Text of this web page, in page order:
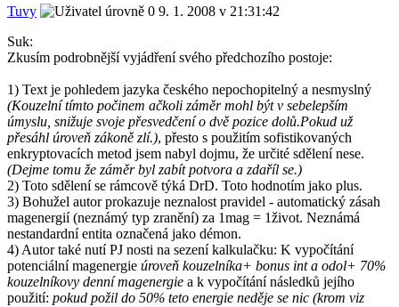
Tuvy
9. 1. 2008 v 21:31:42
Suk:
Zkusím podrobnější vyjádření svého předchozího postoje:
1) Text je pohledem jazyka českého nepochopitelný a nesmyslný
(Kouzelní tímto počinem ačkoli záměr mohl být v sebelepším
úmyslu, snižuje svoje přesvedčení o dvě pozice dolů.Pokud už
přesáhl úroveň zákoně zlí.), přesto s použitím sofistikovaných
enkryptovacích metod jsem nabyl dojmu, že určité sdělení nese.
(Dejme tomu že záměr byl zabít potvora a zdaříl se.)
2) Toto sdělení se rámcově týká DrD. Toto hodnotím jako plus.
3) Bohužel autor prokazuje neznalost pravidel - automatický zásah
magenergií (neznámý typ zranění) za 1mag = 1život. Neznámá
nestandardní entita označená jako démon.
4) Autor také nutí PJ nosti na sezení kalkulačku: K vypočítání
potenciální magenergie úroveň kouzelníka+ bonus int a odol+ 70%
kouzelníkovy denní magenergie a k vypočítání následků jejího
použití: pokud požil do 50% teto energie neděje se nic (krom viz